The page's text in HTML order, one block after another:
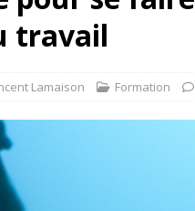
travail
Lamaison Formation